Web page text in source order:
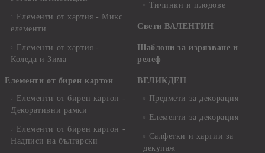
Елементи от хартия - Микс
елементи
Елементи от хартия -
Коледа и Зима
Елементи от бирен картон
Елементи от бирен картон -
Декоративни рамки
Елементи от бирен картон -
Надписи на български
Тичинки и плодове
Свети ВАЛЕНТИН
Шаблони за изрязване и
релеф
ВЕЛИКДЕН
Предмети за декорация
Елементи за декорация
Салфетки и хартии за
декупаж